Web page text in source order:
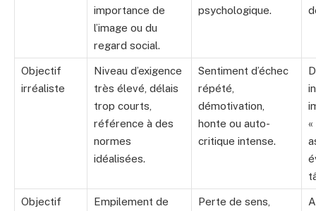
importance de
l’image ou du
regard social.
psychologique.
Objectif
irréaliste
Niveau d’exigence
très élevé, délais
trop courts,
référence à des
normes
idéalisées.
Sentiment d’échec
répété,
démotivation,
honte ou auto-
critique intense.
«
Objectif
Empilement de
Perte de sens,